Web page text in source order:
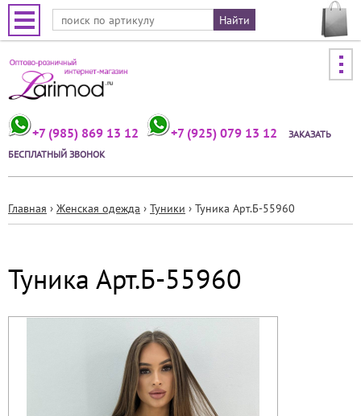
Jump to navigation
+7 (985) 869 13 12 +7 (925) 079 13 12
ЗАКАЗАТЬ
БЕСПЛАТНЫЙ ЗВОНОК
здесь
Главная › Женская одежда › Туники › Туника Арт.Б-55960
Туника Арт.Б-55960